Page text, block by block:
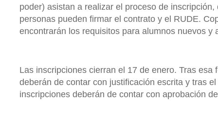
poder) asistan a realizar el proceso de
personas pueden firmar el contrato y el RUDE.
encontrarán los requisitos para alumnos nuevos y
Las inscripciones cierran el 17 de enero. Tras esa
deberán de contar con justificación escrita y tras
inscripciones deberán de contar con aprobación